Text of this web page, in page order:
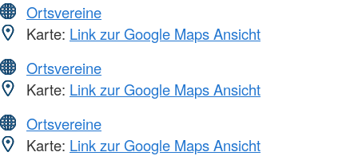
Ortsvereine
Karte: Link zur Google Maps Ansicht
Ortsvereine
Karte: Link zur Google Maps Ansicht
Ortsvereine
Karte: Link zur Google Maps Ansicht